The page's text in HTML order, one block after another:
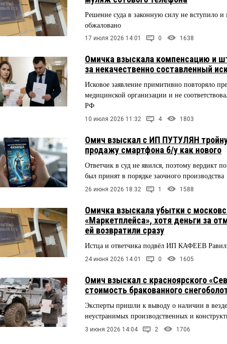
Решение суда в законную силу не вступило и
обжаловано
17 июля 2026 14:01 0 1638
Омичка взыскала компенсацию и
за некачественно составленный
Исковое заявление примитивно повторяло
медицинской организации и не
РФ
10 июля 2026 11:32 4 1803
Омич взыскал с ИП ПУТУЛЯН
продажу смартфона б/у как нового
Ответчик в суд не явился, поэтому вердикт
был принят в порядке заочного производства
26 июня 2026 18:32 1 1588
Омичка взыскала убытки с
«Маркетплейса», хотя деньги за
ей возвратили сразу
Истца и ответчика подвёл ИП КАФЕЕВ
24 июня 2026 14:01 0 1605
Омич взыскал с красноярского
стоимость бракованного
Эксперты пришли к выводу о наличии в
неустранимых производственных и
3 июня 2026 14:04 2 1706